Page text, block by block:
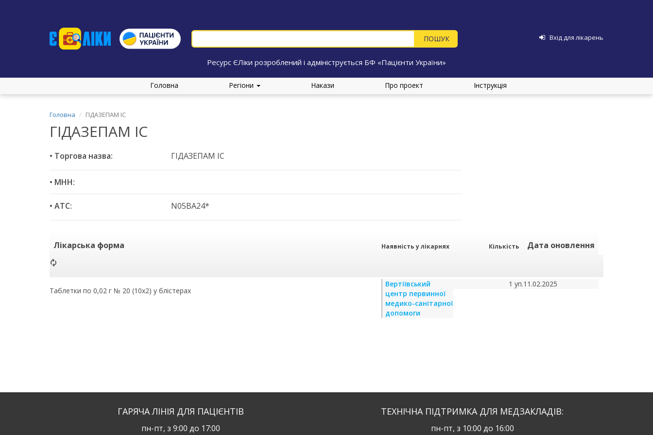
Вхід для лікарень
Ресурс ЄЛіки розроблений і адмініструється БФ «Пацієнти України»
Головна Регіони Накази Про проект Інструкція
Головна ГІДАЗЕПАМ ІС
ГІДАЗЕПАМ ІС
• Торгова назва: ГІДАЗЕПАМ ІС
• МНН:
• ATC: N05BA24*
Лікарська форма Наявність у лікарнях Кількість Дата оновлення
Таблетки по 0,02 г № 20 (10х2) у блістерах
Вертіївський
центр первинної
медико-санітарної
допомоги
1 уп.11.02.2025
ГАРЯЧА ЛІНІЯ ДЛЯ ПАЦІЄНТІВ
пн-пт, з 9:00 до 17:00
ТЕХНІЧНА ПІДТРИМКА ДЛЯ МЕДЗАКЛАДІВ:
пн-пт, з 10:00 до 16:00